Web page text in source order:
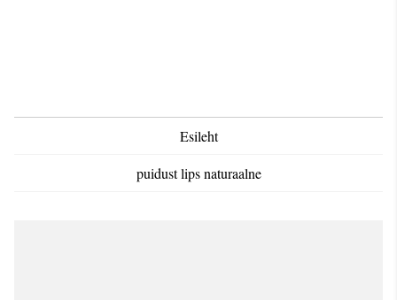
Esileht
puidust lips naturaalne